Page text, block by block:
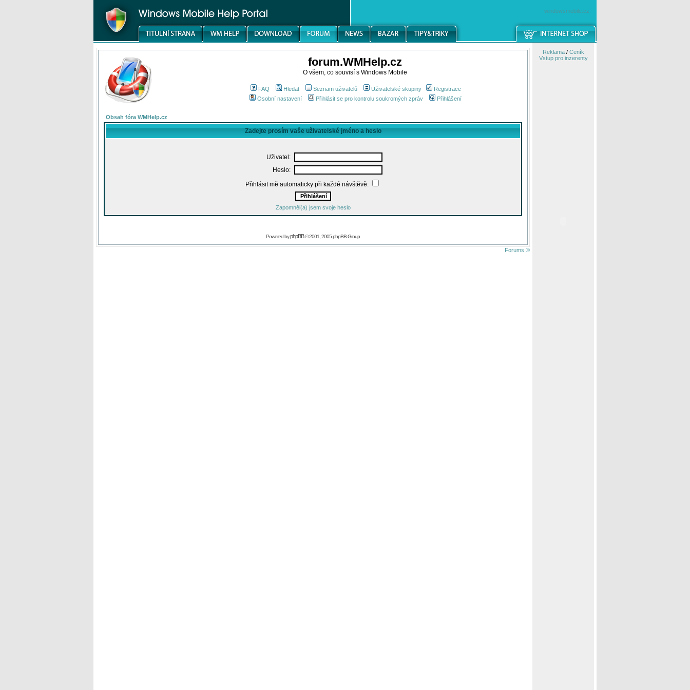
windowsmobile.cz
forum.WMHelp.cz
O všem, co souvisí s Windows Mobile
FAQ Hledat Seznam uživatelů Uživatelské skupiny
Registrace
Osobní nastavení
Přihlásit se pro kontrolu soukromých zpráv Přihlášení
Obsah fóra WMHelp.cz
Zadejte prosím vaše uživatelské jméno a heslo
Uživatel:
Heslo:
Přihlásit mě automaticky při každé návštěvě:
Zapomněl(a) jsem svoje heslo
Powered byphpBB© 2001, 2005 phpBB Group
Forums ©
Reklama/ Ceník
Vstup pro inzerenty